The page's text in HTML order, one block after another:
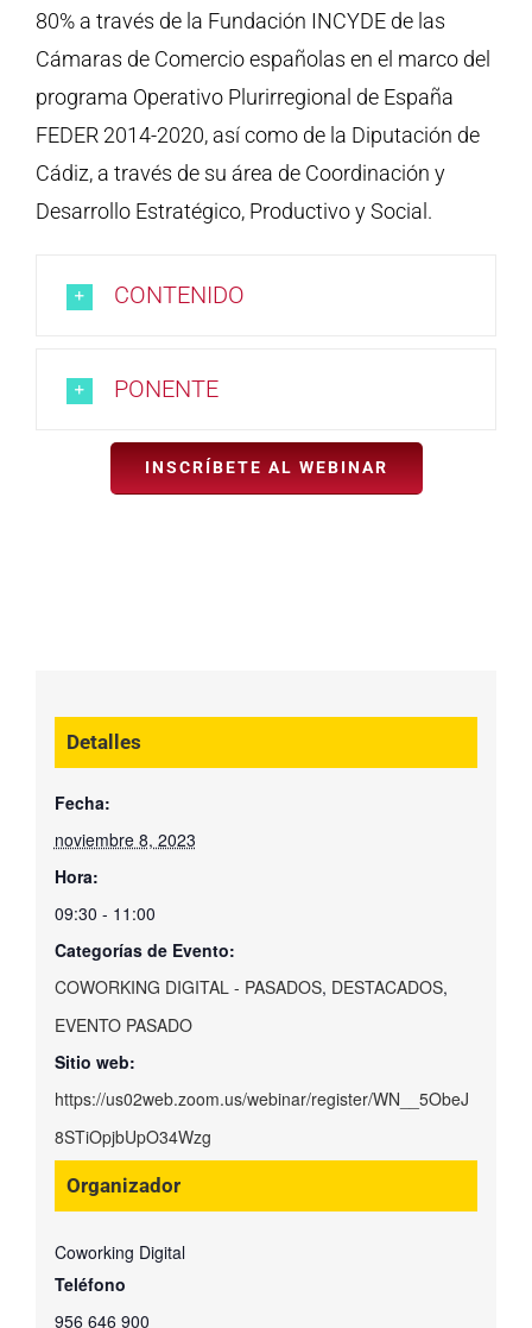
80% a través de la Fundación INCYDE de las
Cámaras de Comercio españolas en el marco del
programa Operativo Plurirregional de España
FEDER 2014-2020, así como de la Diputación de
Cádiz, a través de su área de Coordinación y
Desarrollo Estratégico, Productivo y Social.
CONTENIDO
PONENTE
INSCRÍBETE AL WEBINAR
Detalles
Fecha:
noviembre 8, 2023
Hora:
09:30 - 11:00
Categorías de Evento:
COWORKING DIGITAL - PASADOS, DESTACADOS,
EVENTO PASADO
Sitio web:
https://us02web.zoom.us/webinar/register/WN__5ObeJ
8STiOpjbUpO34Wzg
Organizador
Coworking Digital
Teléfono
956 646 900